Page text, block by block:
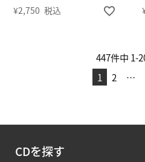
¥2,750 税込
447件中 1-
1
2 …
CDを探す